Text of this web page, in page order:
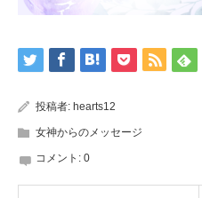
投稿者: hearts12
女神からのメッセージ
コメント: 0